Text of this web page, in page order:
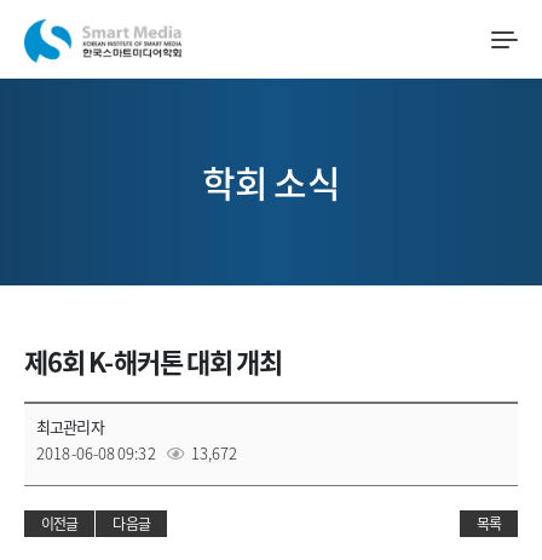
학회 소식
제6회 K-해커톤 대회 개최
최고관리자
2018-06-08 09:32
13,672
이전글 다음글 목록